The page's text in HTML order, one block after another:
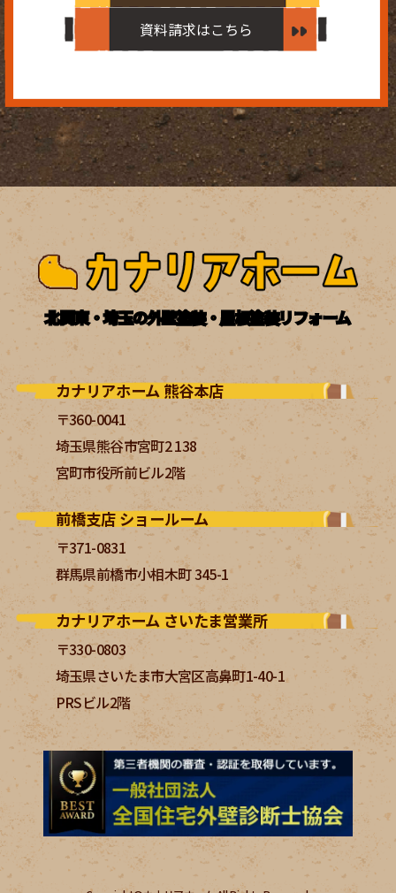
資料請求はこちら
北関東・埼玉の外壁塗装・屋根塗装リフォーム
カナリアホーム 熊谷本店
〒360-0041
埼玉県熊谷市宮町2 138
宮町市役所前ビル2階
前橋支店 ショールーム
〒371-0831
群馬県前橋市小相木町 345-1
カナリアホーム さいたま営業所
〒330-0803
埼玉県さいたま市大宮区高鼻町1-40-1
PRSビル2階